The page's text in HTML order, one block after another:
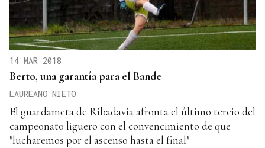
14 MAR 2018
Berto, una garantía para el Bande
LAUREANO NIETO
El guardameta de Ribadavia afronta el último tercio del
campeonato liguero con el convencimiento de que
"lucharemos por el ascenso hasta el final"